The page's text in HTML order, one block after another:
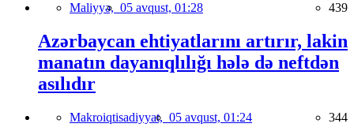
Maliyyə, 05 avqust, 01:28 439
Azərbaycan ehtiyatlarını artırır, lakin
manatın dayanıqlılığı hələ də neftdən
asılıdır
Makroiqtisadiyyat, 05 avqust, 01:24 344